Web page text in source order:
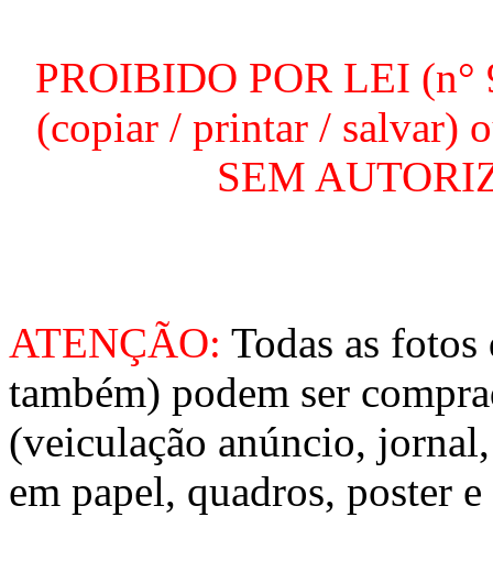
PROIBIDO POR LEI (n°
(copiar / printar / salvar)
SEM
ATENÇÃO: Todas as
também) podem ser
(veiculação anúncio,
em papel, quadros, poster